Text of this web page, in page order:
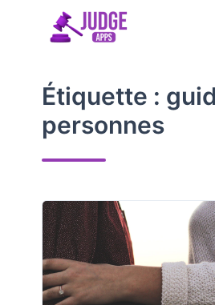
Étiquette :
personnes